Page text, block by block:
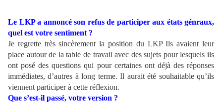
Le LKP a annoncé son refus de participer aux états génraux,
quel est votre sentiment ?
Je regrette très sincèrement la position du LKP Ils avaient leur
place autour de la table de travail avec des sujets pour lesquels ils
ont posé des questions qui pour certaines ont déjà des réponses
immédiates, d’autres à long terme. Il aurait été souhaitable qu’ils
viennent participer à cette réflexion.
Que s’est-il passé, votre version ?